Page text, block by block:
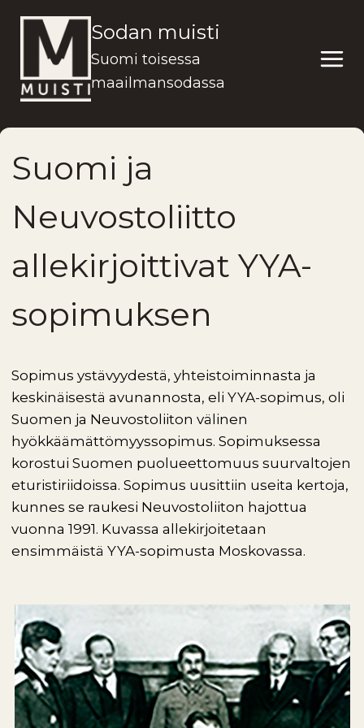
sisältöön
Sodan muisti
Suomi toisessa
maailmansodassa
Suomi ja
Neuvostoliitto
allekirjoittivat YYA-
sopimuksen
Sopimus ystävyydestä, yhteistoiminnasta ja
keskinäisestä avunannosta, eli YYA-sopimus, oli
Suomen ja Neuvostoliiton välinen
hyökkäämättömyyssopimus. Sopimuksessa
korostui Suomen puolueettomuus suurvaltojen
eturistiriidoissa. Sopimus uusittiin useita kertoja,
kunnes se raukesi Neuvostoliiton hajottua
vuonna 1991. Kuvassa allekirjoitetaan
ensimmäistä YYA-sopimusta Moskovassa.